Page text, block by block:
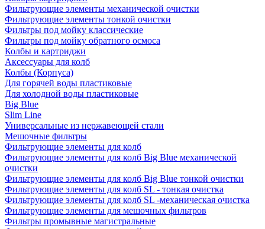
Фильтрующие элементы механической очистки
Фильтрующие элементы тонкой очистки
Фильтры под мойку классические
Фильтры под мойку обратного осмоса
Колбы и картриджи
Аксессуары для колб
Колбы (Корпуса)
Для горячей воды пластиковые
Для холодной воды пластиковые
Big Blue
Slim Line
Универсальные из нержавеющей стали
Мешочные фильтры
Фильтрующие элементы для колб
Фильтрующие элементы для колб Big Blue механической
очистки
Фильтрующие элементы для колб Big Blue тонкой очистки
Фильтрующие элементы для колб SL - тонкая очистка
Фильтрующие элементы для колб SL -механическая очистка
Фильтрующие элементы для мешочных фильтров
Фильтры промывные магистральные